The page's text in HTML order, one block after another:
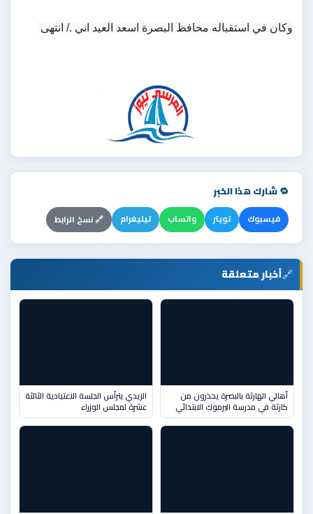
وكان في استقباله محافظ البصرة اسعد العيد اني ./ انتهى
🔁 شارك هذا الخبر
فيسبوك تويتر واتساب تيليغرام 🔗 نسخ الرابط
🔗أخبار متعلقة
أهالي الهارثة بالبصرة يحذرون من
كارثة في مدرسة اليرموك الابتدائي
الزيدي يترأس الجلسة الاعتيادية الثالثة
عشرة لمجلس الوزراء